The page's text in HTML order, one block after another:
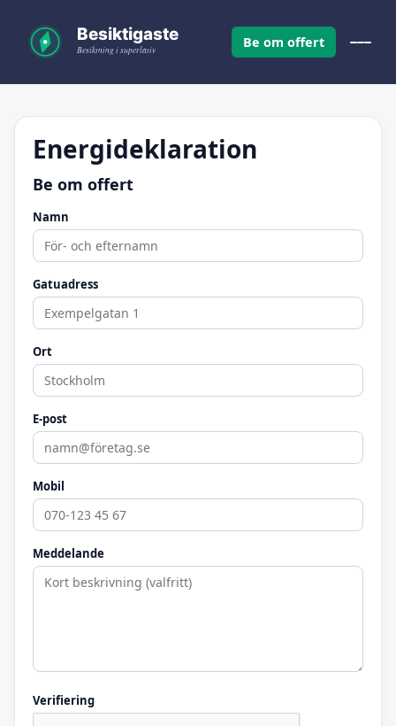
Be om offert
Energideklaration
Be om offert
Namn
Gatuadress
Ort
E-post
Mobil
Meddelande
Verifiering